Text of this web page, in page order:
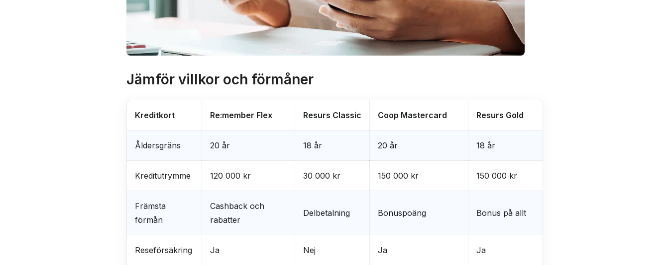
Jämför villkor och förmåner
Kreditkort Re:member Flex Resurs Classic Coop Mastercard Resurs Gold
Åldersgräns 20 år 18 år 20 år 18 år
Kreditutrymme 120 000 kr 30 000 kr 150 000 kr 150 000 kr
Främsta
förmån
Cashback och
rabatter
Delbetalning Bonuspoäng Bonus på allt
Reseförsäkring Ja Nej Ja Ja